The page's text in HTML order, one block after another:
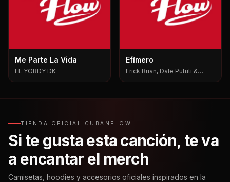
Me Parte La Vida
EL YORDY DK
Efímero
Erick Brian, Dale Pututi &
TIENDA OFICIAL CUBANFLOW
Si te gusta esta canción, te va
a encantar el merch
Camisetas, hoodies y accesorios oficiales inspirados en la